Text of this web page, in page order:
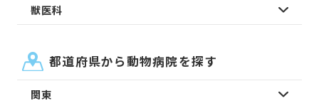
獣医科
都道府県から動物病院を探す
関東